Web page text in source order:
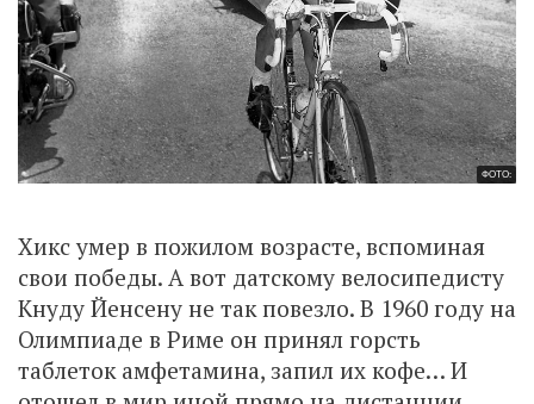
ФОТО:
Хикс умер в пожилом возрасте, вспоминая
свои победы. А вот датскому велосипедисту
Кнуду Йенсену не так повезло. В 1960 году на
Олимпиаде в Риме он принял горсть
таблеток амфетамина, запил их кофе… И